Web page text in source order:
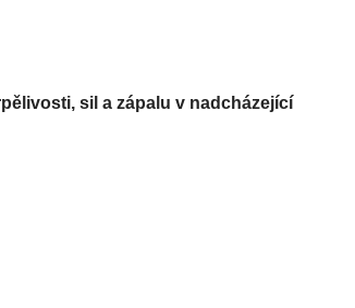
sil a zápalu v nadcházející